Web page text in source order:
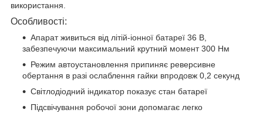
використання.
Особливості:
Апарат живиться від літій-іонної батареї 36 В,
забезпечуючи максимальний крутний момент 300 Нм
Режим автоустановлення припиняє реверсивне
обертання в разі ослаблення гайки впродовж 0,2 секунд
Світлодіодний індикатор показує стан батареї
Підсвічування робочої зони допомагає легко